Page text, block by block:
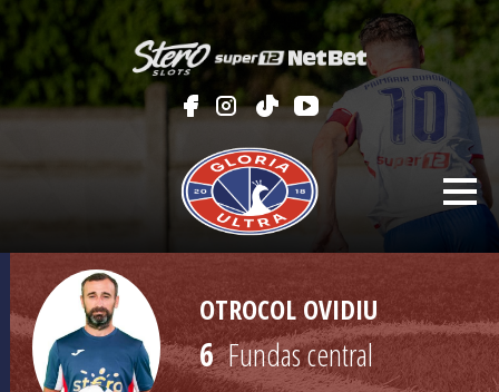
OTROCOL OVIDIU
6 Fundas central